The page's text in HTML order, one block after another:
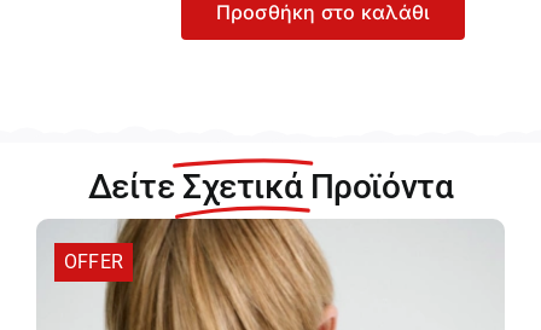
Βερμούδα
Αγόρι
201468-
Red
ποσότητα
Προσθήκη στο καλάθι
Δείτε Σχετικά Προϊόντα
OFFER